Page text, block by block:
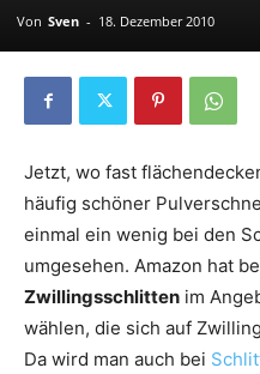
Von Sven - 18. Dezember 2010
Jetzt, wo fast
häufig schöner
einmal ein wenig bei den
umgesehen. Amazon hat
Zwillingsschlitten im
wählen, die sich auf
Da wird man auch bei